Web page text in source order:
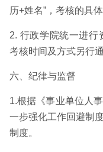
历+姓名”，考核的具
2. 行政学院统一进行
考核时间及方式另行通
六、纪律与监督
1.根据《事业单位人
一步强化工作回避制
制度。